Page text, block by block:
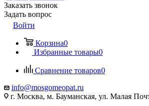
Заказать звонок
Задать вопрос
Войти
Корзина0
Избранные товары0
Сравнение товаров0
info@mosgomeopat.ru
г. Москва, м. Бауманская, ул. Малая